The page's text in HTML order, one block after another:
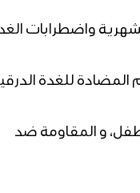
واضطرابات
للغدة
و المقاومة ضد